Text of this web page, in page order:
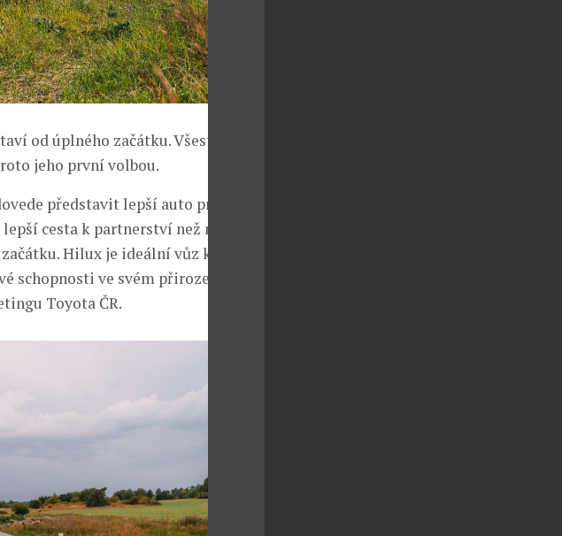
od úplného začátku. Všestranný
jeho první volbou.
představit lepší auto pro svůj
cesta k partnerství než naopak,
Hilux je ideální vůz k práci i
schopnosti ve svém přirozeném
Toyota ČR.